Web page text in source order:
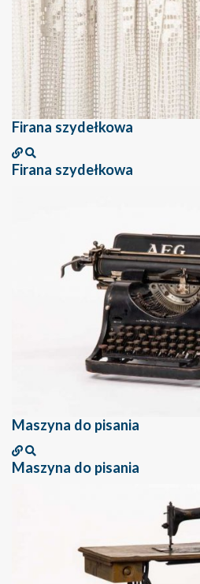
Firana szydełkowa
Firana szydełkowa
Maszyna do pisania
Maszyna do pisania